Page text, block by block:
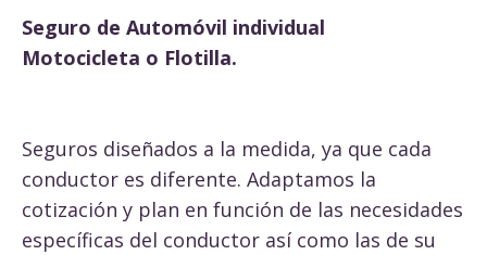
Seguro de Automóvil individual
Motocicleta o Flotilla.
Seguros diseñados a la medida, ya que cada
conductor es diferente. Adaptamos la
cotización y plan en función de las necesidades
específicas del conductor así como las de su